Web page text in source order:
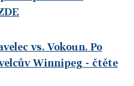
vs. Vokoun. Po
Winnipeg - čtěte